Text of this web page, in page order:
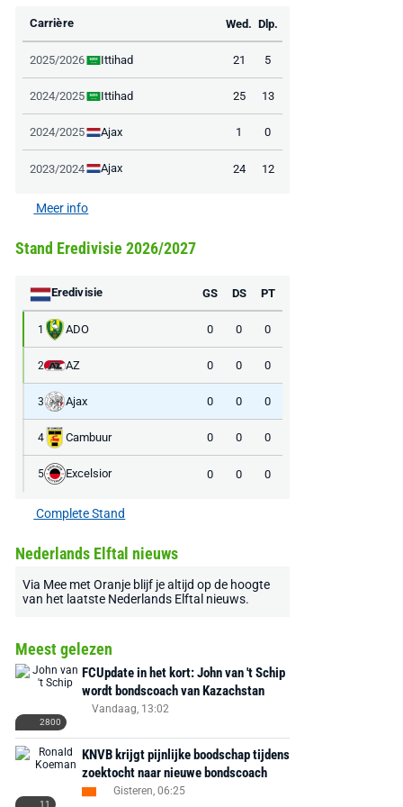
Carrière Wed. Dlp.
2025/2026 Ittihad 21 5
2024/2025 Ittihad 25 13
2024/2025 Ajax 1 0
2023/2024 Ajax 24 12
Meer info
Stand Eredivisie 2026/2027
Eredivisie GS DS PT
1 ADO 0 0 0
2 AZ 0 0 0
3 Ajax 0 0 0
4 Cambuur 0 0 0
5 Excelsior 0 0 0
Complete Stand
Nederlands Elftal nieuws
Via Mee met Oranjeblijf je altijd op de hoogte
van het laatste Nederlands Elftal nieuws.
Meest gelezen
2800
FCUpdate in het kort: John van 't Schip
wordt bondscoach van Kazachstan
Vandaag, 13:02
11
KNVB krijgt pijnlijke boodschap tijdens
zoektocht naar nieuwe bondscoach
Gisteren, 06:25